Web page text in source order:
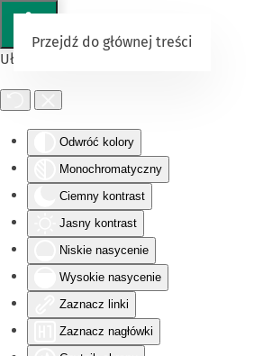
Ułatwienia dostępu
Odwróć kolory
Monochromatyczny
Ciemny kontrast
Jasny kontrast
Niskie nasycenie
Wysokie nasycenie
Zaznacz linki
Zaznacz nagłówki
Przejdź do głównej treści